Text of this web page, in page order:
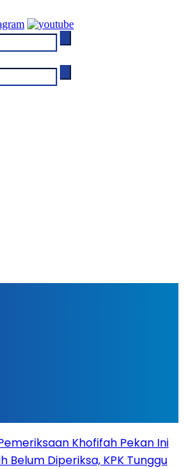
Khofifah Pekan Ini
Belum Diperiksa, KPK Tunggu